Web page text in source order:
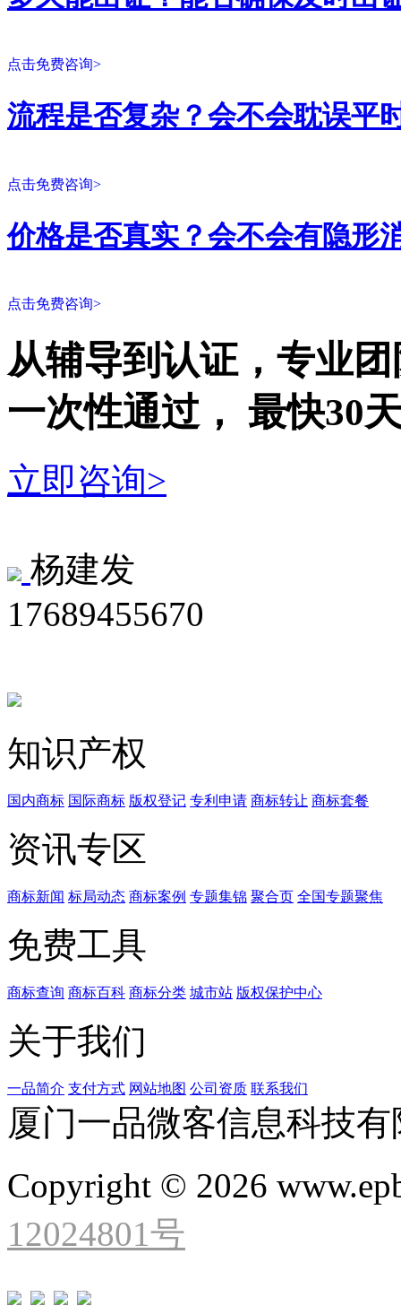
点击免费咨询>
流程是否复杂？会不会耽误平
点击免费咨询>
价格是否真实？会不会有隐形
点击免费咨询>
从辅导到认证，专业
一次性通过， 最快30
立即咨询>
杨建发
17689455670
知识产权
国内商标 国际商标 版权登记 专利申请 商标转让 商标套餐
资讯专区
商标新闻 标局动态 商标案例 专题集锦 聚合页 全国专题聚焦
免费工具
商标查询 商标百科 商标分类 城市站 版权保护中心
关于我们
一品简介 支付方式 网站地图 公司资质 联系我们
厦门一品微客信息科技
Copyright © 2026
12024801号